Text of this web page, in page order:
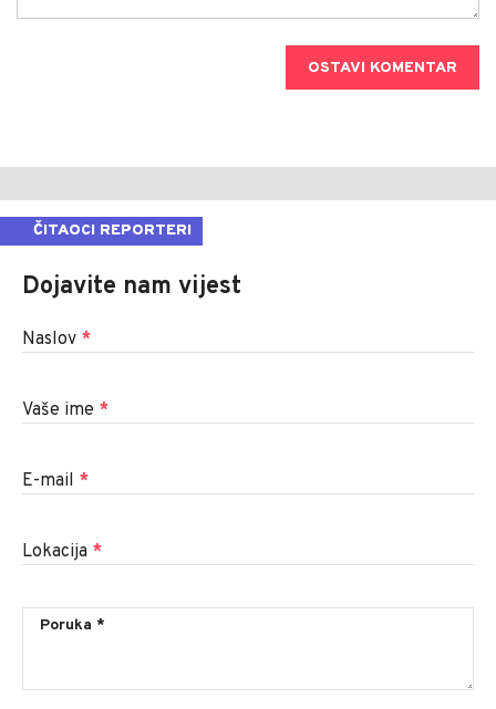
OSTAVI KOMENTAR
ČITAOCI REPORTERI
Dojavite nam vijest
Naslov *
Vaše ime *
E-mail *
Lokacija *